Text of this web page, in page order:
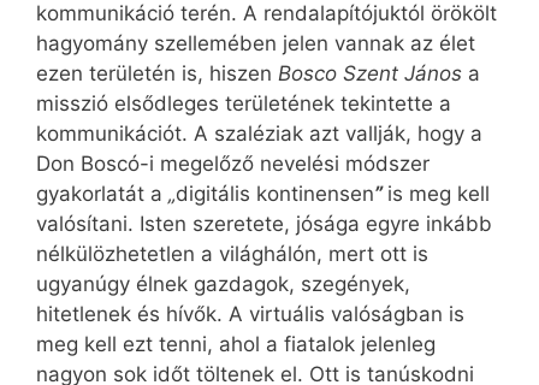
kommunikáció terén. A rendalapítójuktól örökölt
hagyomány szellemében jelen vannak az élet
ezen területén is, hiszen Bosco Szent János a
misszió elsődleges területének tekintette a
kommunikációt. A szaléziak azt vallják, hogy a
Don Boscó-i megelőző nevelési módszer
gyakorlatát a „digitális kontinensen” is meg kell
valósítani. Isten szeretete, jósága egyre inkább
nélkülözhetetlen a világhálón, mert ott is
ugyanúgy élnek gazdagok, szegények,
hitetlenek és hívők. A virtuális valóságban is
meg kell ezt tenni, ahol a fiatalok jelenleg
nagyon sok időt töltenek el. Ott is tanúskodni